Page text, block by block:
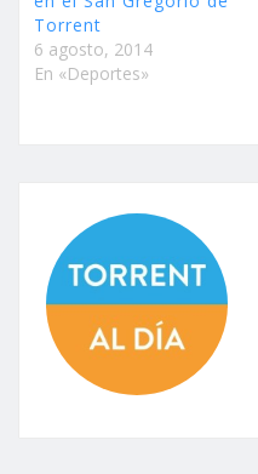
Torrent
6 agosto, 2014
En «Deportes»